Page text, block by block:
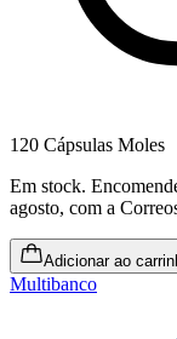
120 Cápsulas Moles
Em stock.
agosto, com a
Adicionar ao
Multibanco